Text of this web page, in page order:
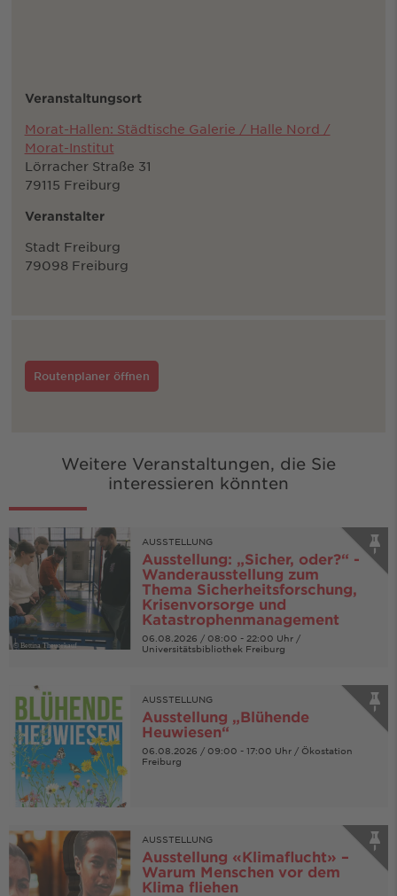
Veranstaltungsort
Morat-Hallen: Städtische Galerie / Halle Nord /
Morat-Institut
Lörracher Straße 31
79115 Freiburg
Veranstalter
Stadt Freiburg
79098 Freiburg
Routenplaner öffnen
Weitere Veranstaltungen, die Sie
interessieren könnten
© Bettina Theuerkauf
AUSSTELLUNG
Ausstellung: „Sicher, oder?“ -
Wanderausstellung zum
Thema Sicherheitsforschung,
Krisenvorsorge und
Katastrophenmanagement
06.08.2026 / 08:00 - 22:00 Uhr /
Universitätsbibliothek Freiburg
© Free
AUSSTELLUNG
Ausstellung „Blühende
Heuwiesen“
06.08.2026 / 09:00 - 17:00 Uhr / Ökostation
Freiburg
AUSSTELLUNG
Ausstellung «Klimaflucht» –
Warum Menschen vor dem
Klima fliehen